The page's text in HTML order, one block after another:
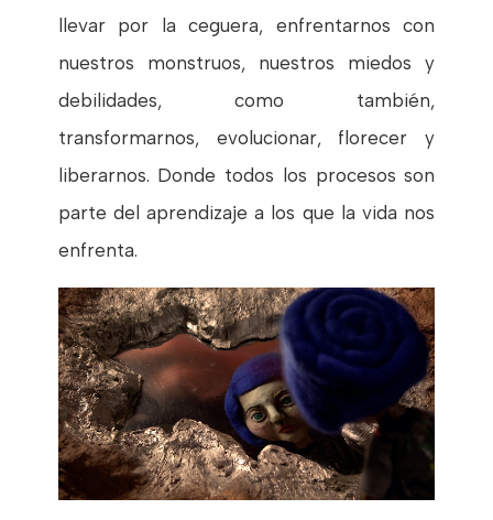
llevar por la ceguera, enfrentarnos con
nuestros monstruos, nuestros miedos y
debilidades, como también,
transformarnos, evolucionar, florecer y
liberarnos. Donde todos los procesos son
parte del aprendizaje a los que la vida nos
enfrenta.